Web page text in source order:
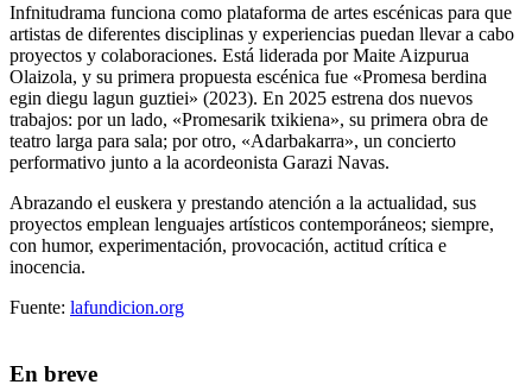
Infnitudrama funciona como plataforma de artes escénicas para que
artistas de diferentes disciplinas y experiencias puedan llevar a cabo
proyectos y colaboraciones. Está liderada por Maite Aizpurua
Olaizola, y su primera propuesta escénica fue «Promesa berdina
egin diegu lagun guztiei» (2023). En 2025 estrena dos nuevos
trabajos: por un lado, «Promesarik txikiena», su primera obra de
teatro larga para sala; por otro, «Adarbakarra», un concierto
performativo junto a la acordeonista Garazi Navas.
Abrazando el euskera y prestando atención a la actualidad, sus
proyectos emplean lenguajes artísticos contemporáneos; siempre,
con humor, experimentación, provocación, actitud crítica e
inocencia.
Fuente: lafundicion.org
En breve